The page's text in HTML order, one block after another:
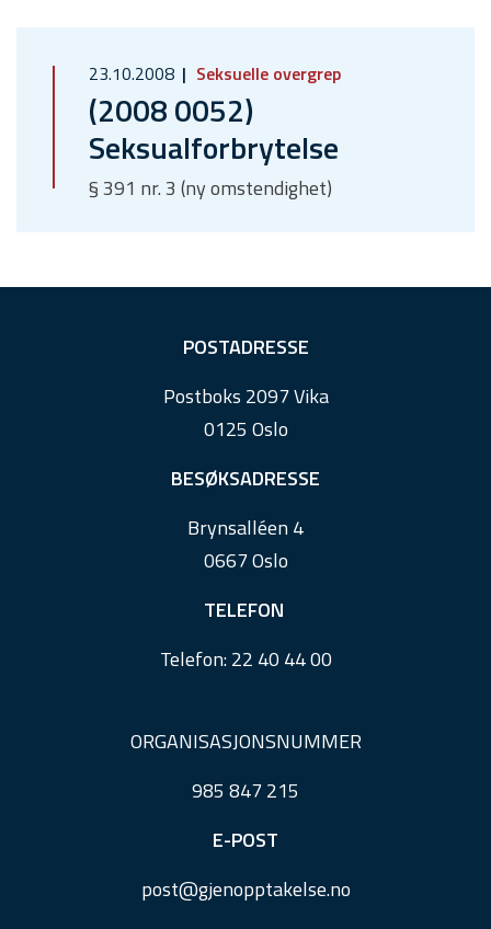
23.10.2008 Seksuelle overgrep
(2008 0052)
Seksualforbrytelse
§ 391 nr. 3 (ny omstendighet)
POSTADRESSE
Postboks 2097 Vika
0125 Oslo
BESØKSADRESSE
Brynsalléen 4
0667 Oslo
TELEFON
Telefon:22 40 44 00
ORGANISASJONSNUMMER
985 847 215
E-POST
post@gjenopptakelse.no